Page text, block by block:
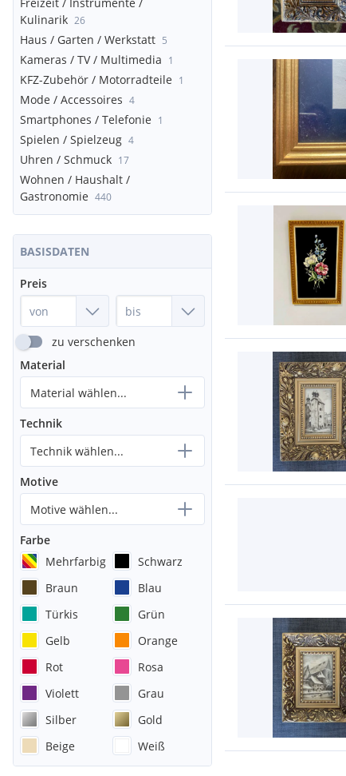
Kulinarik 26
Haus / Garten / Werkstatt 5
Kameras / TV / Multimedia 1
KFZ-Zubehör / Motorradteile 1
Mode / Accessoires 4
Smartphones / Telefonie 1
Spielen / Spielzeug 4
Uhren / Schmuck 17
Wohnen / Haushalt /
Gastronomie 440
BASISDATEN
Preis
zu verschenken
Material
Material wählen...
Technik
Technik wählen...
Motive
Motive wählen...
Farbe
Mehrfarbig
Schwarz
Braun
Blau
Türkis
Grün
Gelb
Orange
Rot
Rosa
Violett
Grau
Silber
Gold
Beige
Weiß